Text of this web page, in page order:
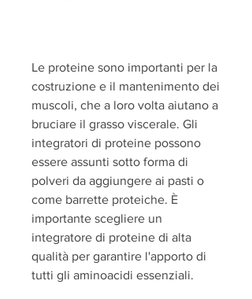
Le proteine sono importanti per la
costruzione e il mantenimento dei
muscoli, che a loro volta aiutano a
bruciare il grasso viscerale. Gli
integratori di proteine possono
essere assunti sotto forma di
polveri da aggiungere ai pasti o
come barrette proteiche. È
importante scegliere un
integratore di proteine di alta
qualità per garantire l'apporto di
tutti gli aminoacidi essenziali.